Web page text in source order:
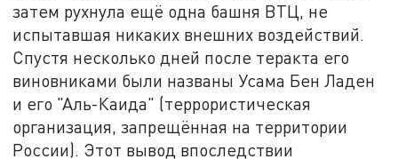
затем рухнула ещё одна башня ВТЦ, не
испытавшая никаких внешних воздействий.
Спустя несколько дней после теракта его
виновниками были названы Усама Бен Ладен
и его "Аль-Каида" (террористическая
организация, запрещённая на территории
России). Этот вывод впоследствии